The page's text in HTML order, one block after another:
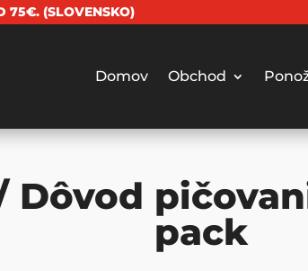
75€. (SLOVENSKO)
Domov Obchod
Dôvod
pack